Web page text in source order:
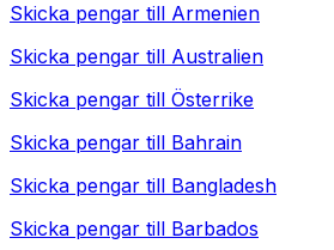
Skicka pengar till Armenien
Skicka pengar till Australien
Skicka pengar till Österrike
Skicka pengar till Bahrain
Skicka pengar till Bangladesh
Skicka pengar till Barbados